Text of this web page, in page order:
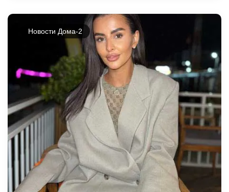
Новости Дома-2